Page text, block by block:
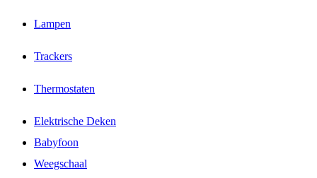
Lampen
Trackers
Thermostaten
Elektrische Deken
Babyfoon
Weegschaal